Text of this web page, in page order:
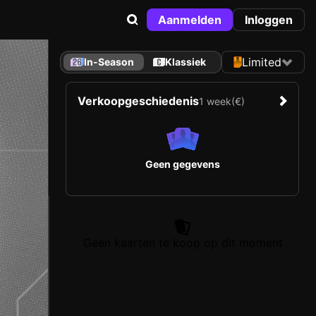
Aanmelden Inloggen
In-Season Klassiek Limited
Verkoopgeschiedenis1 week(€)
Geen gegevens